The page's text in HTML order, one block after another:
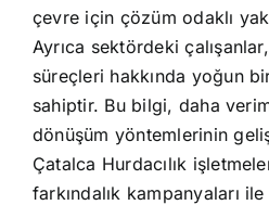
çevre için çözüm odaklı
Ayrıca sektördeki
süreçleri hakkında yoğun
sahiptir. Bu bilgi, daha
dönüşüm yöntemlerinin
Çatalca Hurdacılık
farkındalık kampanyaları